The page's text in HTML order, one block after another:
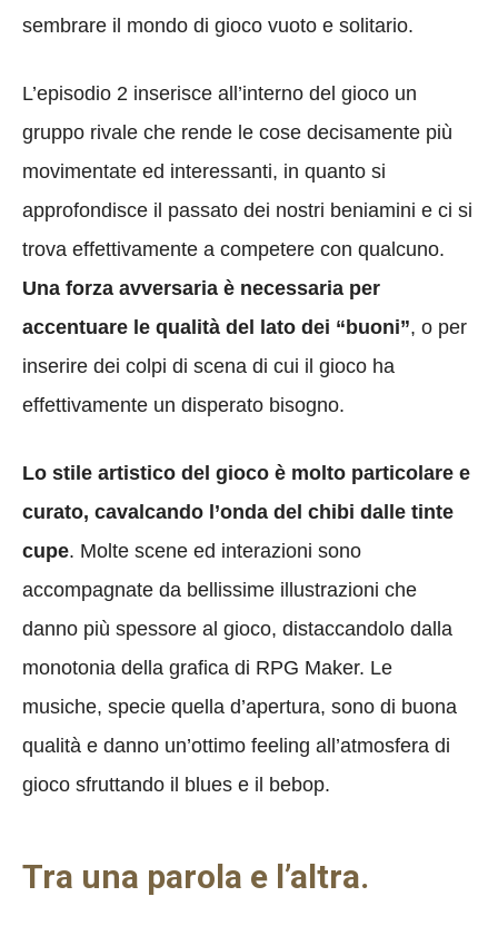
sembrare il mondo di gioco vuoto e solitario.
L’episodio 2 inserisce all’interno del gioco un
gruppo rivale che rende le cose decisamente più
movimentate ed interessanti, in quanto si
approfondisce il passato dei nostri beniamini e ci si
trova effettivamente a competere con qualcuno.
Una forza avversaria è necessaria per
accentuare le qualità del lato dei “buoni”, o per
inserire dei colpi di scena di cui il gioco ha
effettivamente un disperato bisogno.
Lo stile artistico del gioco è molto particolare e
curato, cavalcando l’onda del chibi dalle tinte
cupe. Molte scene ed interazioni sono
accompagnate da bellissime illustrazioni che
danno più spessore al gioco, distaccandolo dalla
monotonia della grafica di RPG Maker. Le
musiche, specie quella d’apertura, sono di buona
qualità e danno un’ottimo feeling all’atmosfera di
gioco sfruttando il blues e il bebop.
Tra una parola e l’altra.